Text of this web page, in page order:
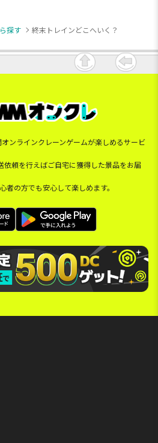
探す 終末トレインどこへいく？
ンラインクレーンゲームが楽しめるサービ
頼を行えばご自宅に獲得した景品をお届
者の方でも安心して楽しめます。